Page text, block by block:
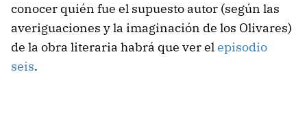
conocer quién fue el supuesto autor (según las
averiguaciones y la imaginación de los Olivares)
de la obra literaria habrá que ver elepisodio
seis.